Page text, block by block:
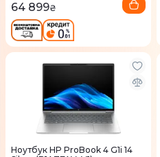
64 899₴
Ноутбук HP ProBook 4 G1i 14